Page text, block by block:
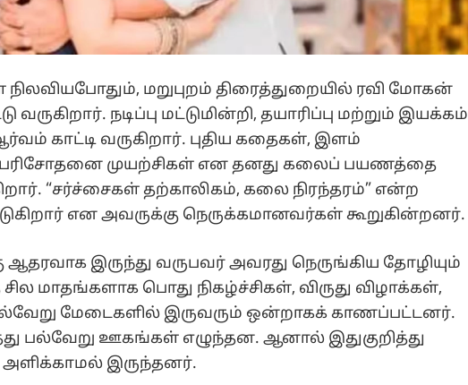
மறுபுறம் திரைத்துறையில் ரவி மோகன்
நடிப்பு மட்டுமின்றி, தயாரிப்பு மற்றும் இயக்கம்
காட்டி வருகிறார். புதிய கதைகள், இளம்
முயற்சிகள் என தனது கலைப் பயணத்தை
“சர்ச்சைகள் தற்காலிகம், கலை நிரந்தரம்” என்ற
என அவருக்கு நெருக்கமானவர்கள் கூறுகின்றனர்.
இருந்து வருபவர் அவரது நெருங்கிய தோழியும்
மாதங்களாக பொது நிகழ்ச்சிகள், விருது விழாக்கள்,
மேடைகளில் இருவரும் ஒன்றாகக் காணப்பட்டனர்.
பல்வேறு ஊகங்கள் எழுந்தன. ஆனால் இதுகுறித்து
அளிக்காமல் இருந்தனர்.